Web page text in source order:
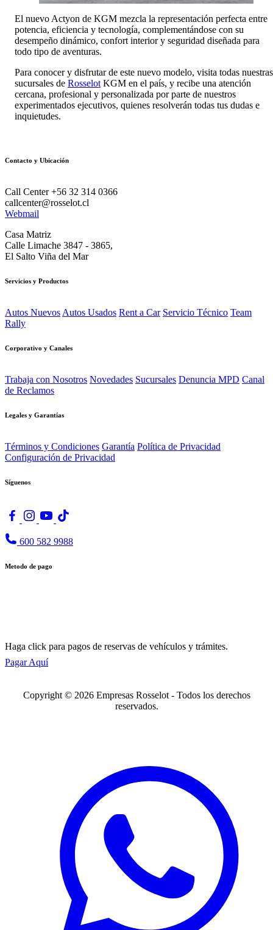
El nuevo Actyon de KGM mezcla la representación perfecta entre
potencia, eficiencia y tecnología, complementándose con su
desempeño dinámico, confort interior y seguridad diseñada para
todo tipo de aventuras.
Para conocer y disfrutar de este nuevo modelo, visita todas nuestras
sucursales de RosselotKGM en el país, y recibe una atención
cercana, profesional y personalizada por parte de nuestros
experimentados ejecutivos, quienes resolverán todas tus dudas e
inquietudes.
Contacto y Ubicación
Call Center +56 32 314 0366
callcenter@rosselot.cl
Webmail
Casa Matriz
Calle Limache 3847 - 3865,
El Salto Viña del Mar
Servicios y Productos
Autos Nuevos Autos Usados Rent a Car Servicio Técnico Team
Rally
Corporativo y Canales
Trabaja con Nosotros Novedades Sucursales Denuncia MPD Canal
de Reclamos
Legales y Garantías
Términos y Condiciones Garantía Política de Privacidad
Configuración de Privacidad
Síguenos
600 582 9988
Metodo de pago
Haga click para pagos de reservas de vehículos y trámites.
Pagar Aquí
Copyright © 2026 Empresas Rosselot - Todos los derechos
reservados.